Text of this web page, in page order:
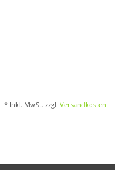
* Inkl. MwSt. zzgl. Versandkosten